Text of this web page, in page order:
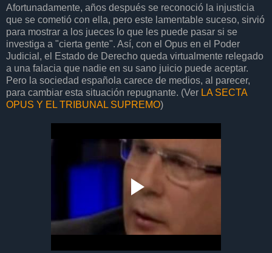
Afortunadamente, años después se reconoció la injusticia
que se cometió con ella, pero este lamentable suceso, sirvió
para mostrar a los jueces lo que les puede pasar si se
investiga a "cierta gente". Así, con el Opus en el Poder
Judicial, el Estado de Derecho queda virtualmente relegado
a una falacia que nadie en su sano juicio puede aceptar.
Pero la sociedad española carece de medios, al parecer,
para cambiar esta situación repugnante. (Ver LA SECTA
OPUS Y EL TRIBUNAL SUPREMO)